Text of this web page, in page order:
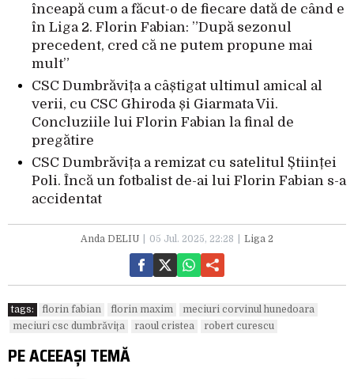
înceapă cum a făcut-o de fiecare dată de când e
în Liga 2. Florin Fabian: ”După sezonul
precedent, cred că ne putem propune mai
mult”
CSC Dumbrăvița a câștigat ultimul amical al
verii, cu CSC Ghiroda și Giarmata Vii.
Concluziile lui Florin Fabian la final de
pregătire
CSC Dumbrăvița a remizat cu satelitul Științei
Poli. Încă un fotbalist de-ai lui Florin Fabian s-a
accidentat
Anda DELIU 05 Jul. 2025, 22:28 Liga 2
tags: florin fabian florin maxim
meciuri corvinul hunedoara
meciuri csc dumbrăvița
raoul cristea robert curescu
PE ACEEAȘI TEMĂ